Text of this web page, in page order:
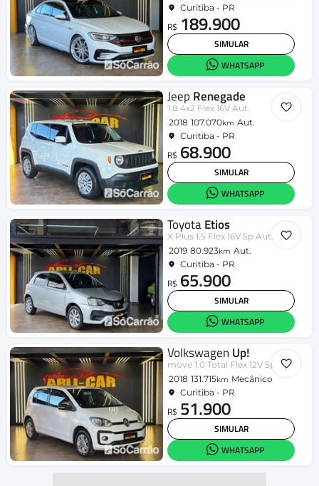
Curitiba - PR
R$ 189.900
SIMULAR
WHATSAPP
Jeep Renegade
1.8 4x2 Flex 16V Aut.
2018 107.070km Aut.
Curitiba - PR
R$ 68.900
SIMULAR
WHATSAPP
ToyotaEtios
X Plus 1.5 Flex 16V 5p Aut.
2019 80.923km Aut.
Curitiba - PR
R$ 65.900
SIMULAR
WHATSAPP
Volkswagen Up!
move 1.0 Total Flex 12V 5p
2018 131.715km Mecânico
Curitiba - PR
R$ 51.900
SIMULAR
WHATSAPP